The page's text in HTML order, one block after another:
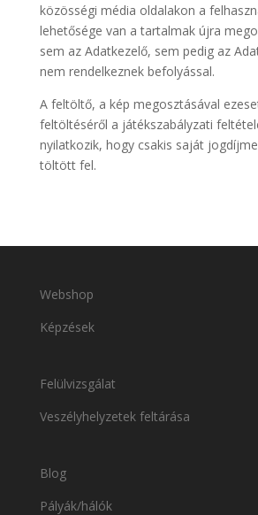
közösségi média oldalakon a
lehetősége van a tartalmak újra
sem az Adatkezelő, sem pedig az
nem rendelkeznek befolyással.
A feltöltő, a kép megosztásával
feltöltéséről a játékszabályzati
nyilatkozik, hogy csakis saját
töltött fel.
Webshop
Képzések
Felülvizsgálat
Veszélyhelyzetek feltárása
Blog
Pályák/hálók